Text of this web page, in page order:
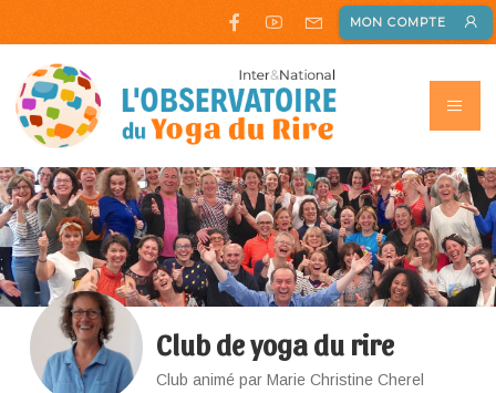
MON COMPTE
Club de yoga du rire
Club animé par Marie Christine Cherel